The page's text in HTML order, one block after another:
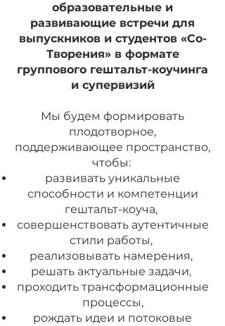
образовательные и
развивающие встречи для
выпускников и студентов «Со-
Творения» в формате
группового гештальт-коучинга
и супервизий
Мы будем формировать
плодотворное,
поддерживающее пространство,
чтобы:
развивать уникальные
способности и компетенции
гештальт-коуча,
совершенствовать аутентичные
стили работы,
реализовывать намерения,
решать актуальные задачи,
проходить трансформационные
процессы,
рождать идеи и потоковые